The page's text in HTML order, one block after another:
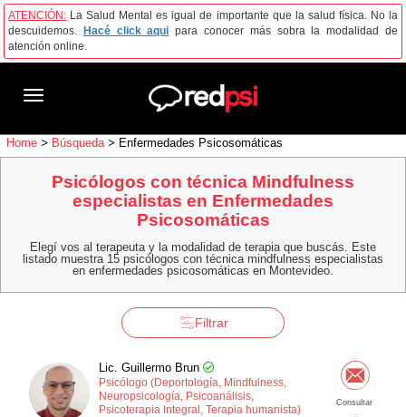
ATENCIÓN: La Salud Mental es igual de importante que la salud física. No la
descuidemos.
Hacé click aqui para conocer más sobra la modalidad de
atención online.
Toggle
Home > Búsqueda > Enfermedades Psicosomáticas
Psicólogos con técnica Mindfulness
especialistas en Enfermedades
Psicosomáticas
Elegí vos al terapeuta y la modalidad de terapia que buscás. Este
listado muestra 15 psicólogos con técnica mindfulness especialistas
en enfermedades psicosomáticas en Montevideo.
Filtrar
Lic. Guillermo Brun
Psicólogo (Deportología, Mindfulness,
Neuropsicología, Psicoanálisis,
Psicoterapia Integral, Terapia humanista)
Consultar